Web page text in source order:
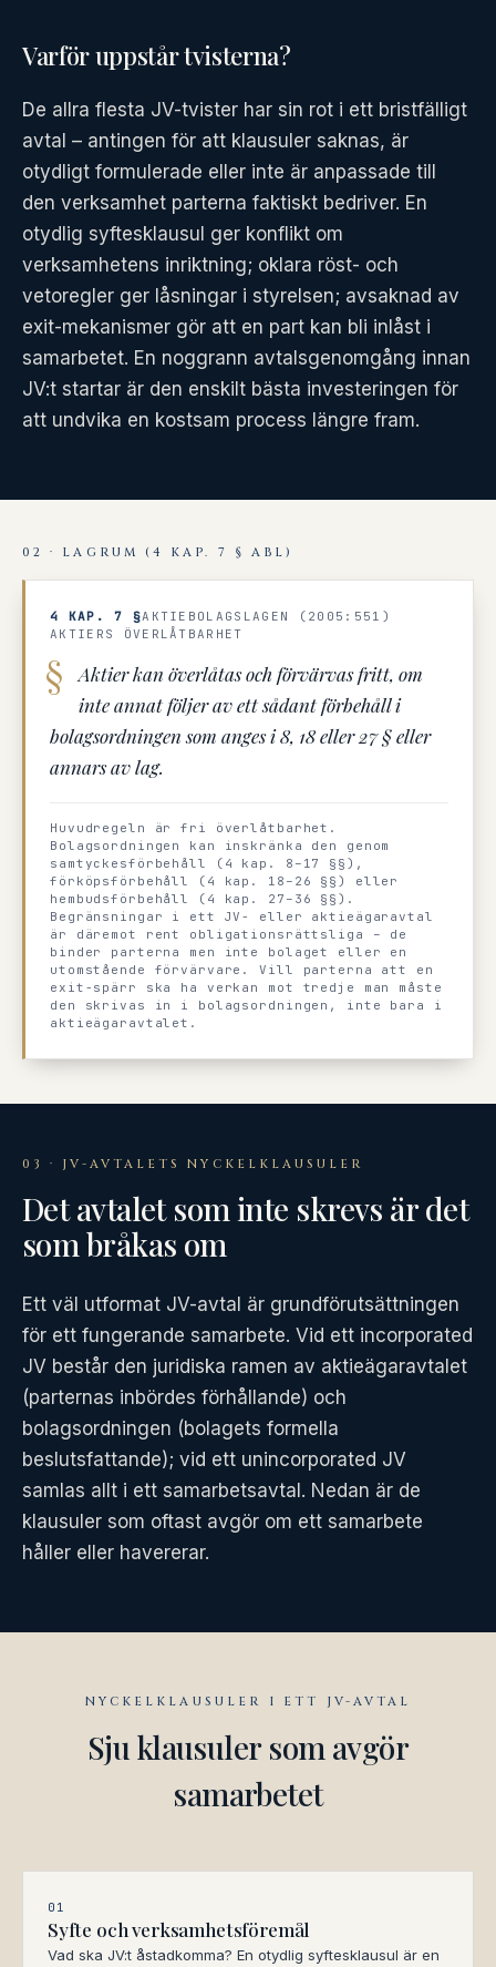
Varför uppstår tvisterna?
De allra flesta JV-tvister har sin rot i ett bristfälligt
avtal – antingen för att klausuler saknas, är
otydligt formulerade eller inte är anpassade till
den verksamhet parterna faktiskt bedriver. En
otydlig syftesklausul ger konflikt om
verksamhetens inriktning; oklara röst- och
vetoregler ger låsningar i styrelsen; avsaknad av
exit-mekanismer gör att en part kan bli inlåst i
samarbetet. En noggrann avtalsgenomgång innan
JV:t startar är den enskilt bästa investeringen för
att undvika en kostsam process längre fram.
02 · LAGRUM (4 KAP. 7 § ABL)
4 KAP. 7 §AKTIEBOLAGSLAGEN (2005:551)
AKTIERS ÖVERLÅTBARHET
Aktier kan överlåtas och förvärvas fritt, om
inte annat följer av ett sådant förbehåll i
bolagsordningen som anges i 8, 18 eller 27 § eller
annars av lag.
Huvudregeln är fri överlåtbarhet.
Bolagsordningen kan inskränka den genom
samtyckesförbehåll (4 kap. 8–17 §§),
förköpsförbehåll (4 kap. 18–26 §§) eller
hembudsförbehåll (4 kap. 27–36 §§).
Begränsningar i ett JV- eller aktieägaravtal
är däremot rent obligationsrättsliga – de
binder parterna men inte bolaget eller en
utomstående förvärvare. Vill parterna att en
exit-spärr ska ha verkan mot tredje man måste
den skrivas in i bolagsordningen, inte bara i
aktieägaravtalet.
03 · JV-AVTALETS NYCKELKLAUSULER
Det avtalet som inte skrevs är det
som bråkas om
Ett väl utformat JV-avtal är grundförutsättningen
för ett fungerande samarbete. Vid ett incorporated
JV består den juridiska ramen av aktieägaravtalet
(parternas inbördes förhållande) och
bolagsordningen (bolagets formella
beslutsfattande); vid ett unincorporated JV
samlas allt i ett samarbetsavtal. Nedan är de
klausuler som oftast avgör om ett samarbete
håller eller havererar.
NYCKELKLAUSULER I ETT JV-AVTAL
Sju klausuler som avgör
samarbetet
01
Syfte och verksamhetsföremål
Vad ska JV:t åstadkomma? En otydlig syftesklausul är en